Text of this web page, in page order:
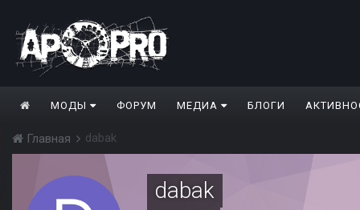
МОДЫ ФОРУМ МЕДИА БЛОГИ
Главная dabak
dabak